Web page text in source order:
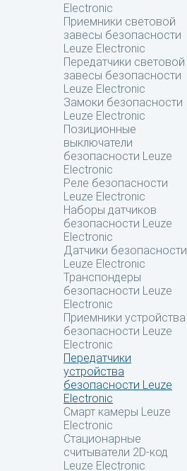
Electronic
Приемники световой
завесы безопасности
Leuze Electronic
Передатчики световой
завесы безопасности
Leuze Electronic
Замоки безопасности
Leuze Electronic
Позиционные
выключатели
безопасности Leuze
Electronic
Реле безопасности
Leuze Electronic
Наборы датчиков
безопасности Leuze
Electronic
Датчики безопасности
Leuze Electronic
Транспондеры
безопасности Leuze
Electronic
Приемники устройства
безопасности Leuze
Electronic
Передатчики
устройства
безопасности Leuze
Electronic
Смарт камеры Leuze
Electronic
Стационарные
считыватели 2D-код
Leuze Electronic